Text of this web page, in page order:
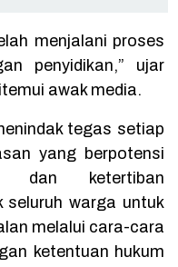
menjalani proses
penyidikan,” ujar
awak media.
tegas setiap
yang berpotensi
dan ketertiban
warga untuk
melalui cara-cara
ketentuan hukum